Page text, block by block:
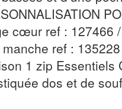
cœur ref : 127466
ref :
1 zip Essentiels
dos et de